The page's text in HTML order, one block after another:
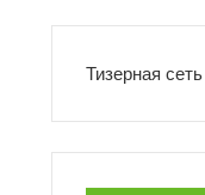
Тизерная сеть